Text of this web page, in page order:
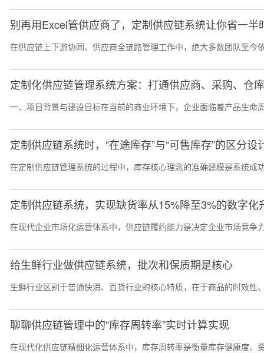
别再用Excel管供应商了，定制供应链系统让你省一半
在供应链上下游协同、供应商全链路管理工作中，绝大多数团队至
定制化供应链管理系统方案：打通供应商、采购、仓
一、项目背景与建设目标在当前的商业环境下，企业面临着产品生
定制供应链系统时，“在途库存”与“可售库存”的区分设
在定制供应链管理系统的过程中，库存核心理念的准确建模是系统成
定制供应链系统，实现缺货率从15%降至3%的数字化
在现代企业市场化运营体系中，供应链履约能力是决定企业市场竞
给生鲜行业做供应链系统，批次和保质期是核心
生鲜行业区别于普通快消、百货行业的核心特质，在于商品的时效
聊聊供应链管理中的“库存周转率”实时计算实现
在现代化供应链精细化运营体系中，库存周转率是衡量库存健康度